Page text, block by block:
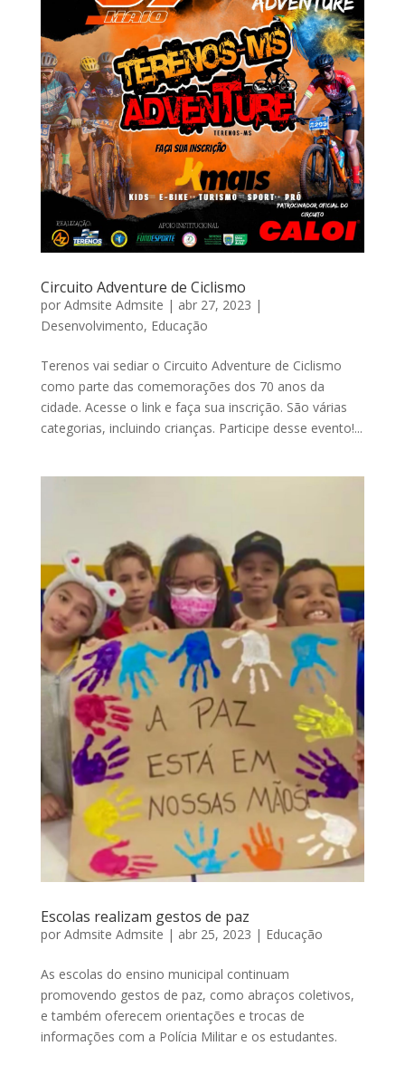
Circuito Adventure de Ciclismo
por Admsite Admsite | abr 27, 2023 |
Desenvolvimento, Educação
Terenos vai sediar o Circuito Adventure de Ciclismo
como parte das comemorações dos 70 anos da
cidade. Acesse o link e faça sua inscrição. São várias
categorias, incluindo crianças. Participe desse evento!...
Escolas realizam gestos de paz
por Admsite Admsite | abr 25, 2023 | Educação
As escolas do ensino municipal continuam
promovendo gestos de paz, como abraços coletivos,
e também oferecem orientações e trocas de
informações com a Polícia Militar e os estudantes.